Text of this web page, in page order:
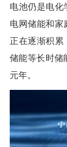
电池仍是电
电网储能和
正在逐渐积
储能等长时储
元年。